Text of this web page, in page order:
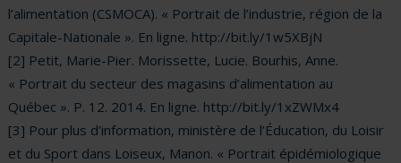
l’alimentation (CSMOCA). « Portrait de l’industrie, région de la
Capitale-Nationale ». En ligne. http://bit.ly/1w5XBjN
[2] Petit, Marie-Pier. Morissette, Lucie. Bourhis, Anne.
« Portrait du secteur des magasins d’alimentation au
Québec ». P. 12. 2014. En ligne. http://bit.ly/1xZWMx4
[3] Pour plus d’information, ministère de l’Éducation, du Loisir
et du Sport dans Loiseux, Manon. « Portrait épidémiologique